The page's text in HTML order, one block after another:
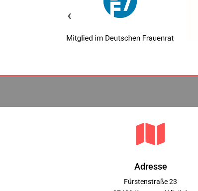
‹

Adresse
Fürstenstraße 23